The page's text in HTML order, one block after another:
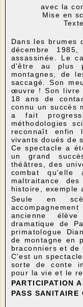
avec la
Mise en
Dans les brumes
décembre
assassinée. Le
d'être au plus
montagnes, de
saccagé. Son
œuvre ! Son livre
18 ans de
connu un succès
a fait
méthodologies
reconnaît enfin
vivants doués de
Ce spectacle a
un grand
théâtres, des
combat
maltraitance
histoire, exemple
Seule en
ancienne
dramatique de
primatologue
de montagne en
braconniers et de
C'est un
sorte de conte
pour la vie et le
PARTICIPATION
PASS SANITAIRE